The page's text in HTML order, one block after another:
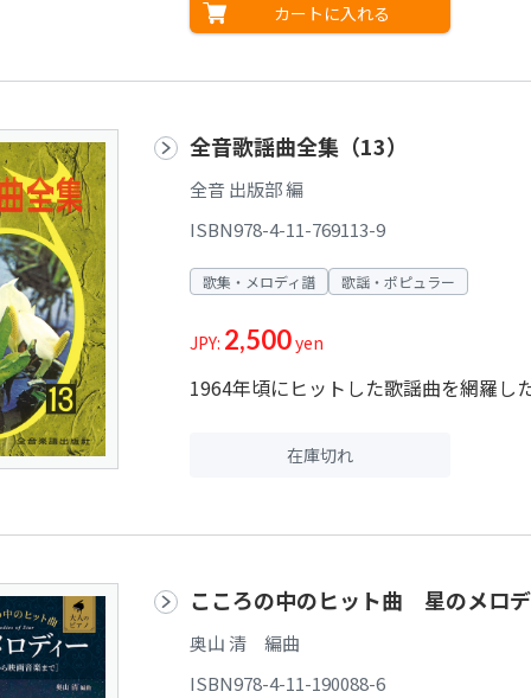
カートに入れる
全音歌謡曲全集（13）
全音 出版部 編
ISBN978-4-11-769113-9
歌集・メロディ譜 歌謡・ポピュラー
JPY: 2,500yen
1964年頃にヒットした歌謡曲を網羅し
在庫切れ
こころの中のヒット曲 星のメロ
奥山 清 編曲
ISBN978-4-11-190088-6